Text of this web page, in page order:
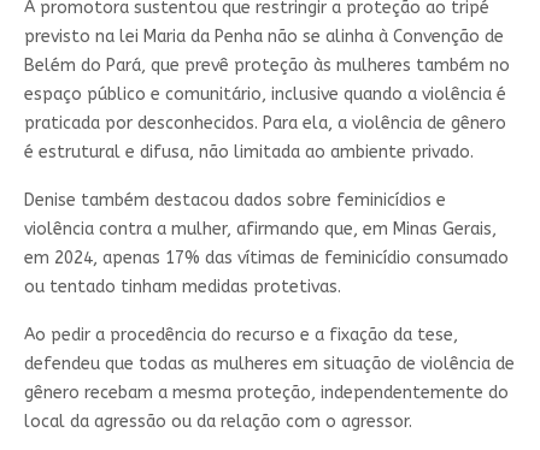
A promotora sustentou que restringir a proteção ao tripé
previsto na lei Maria da Penha não se alinha à Convenção de
Belém do Pará, que prevê proteção às mulheres também no
espaço público e comunitário, inclusive quando a violência é
praticada por desconhecidos. Para ela, a violência de gênero
é estrutural e difusa, não limitada ao ambiente privado.
Denise também destacou dados sobre feminicídios e
violência contra a mulher, afirmando que, em Minas Gerais,
em 2024, apenas 17% das vítimas de feminicídio consumado
ou tentado tinham medidas protetivas.
Ao pedir a procedência do recurso e a fixação da tese,
defendeu que todas as mulheres em situação de violência de
gênero recebam a mesma proteção, independentemente do
local da agressão ou da relação com o agressor.